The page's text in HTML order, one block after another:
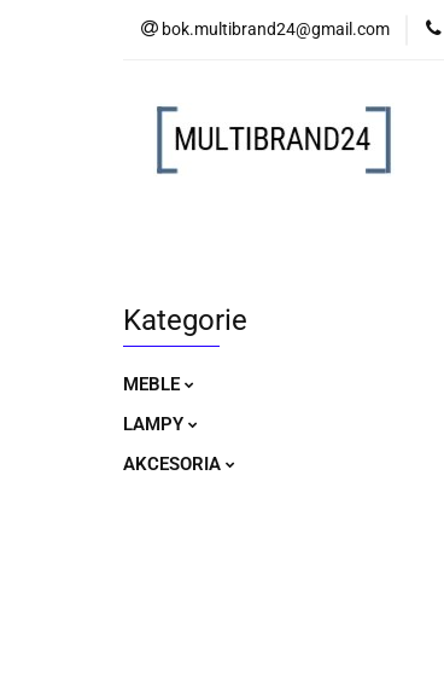
bok.multibrand24@gmail.com
MEBLE
Kategorie
MEBLE
LAMPY
AKCESORIA